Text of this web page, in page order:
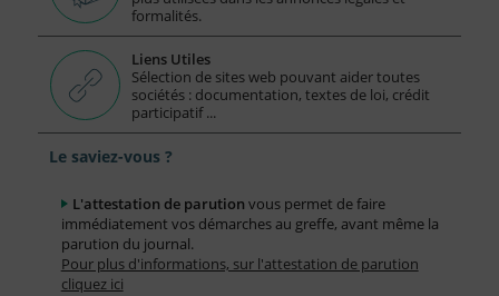
formalités.
Liens Utiles
Sélection de sites web pouvant aider toutes
sociétés : documentation, textes de loi, crédit
participatif ...
Le saviez-vous ?
L'attestation de parution vous permet de faire
immédiatement vos démarches au greffe, avant même la
parution du journal.
Pour plus d'informations, sur l'attestation de parution
cliquez ici